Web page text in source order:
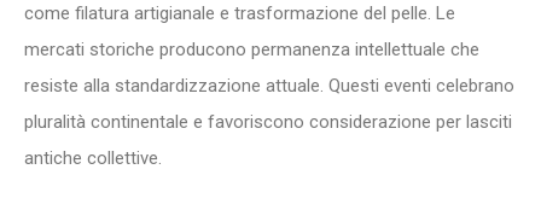
come filatura artigianale e trasformazione del pelle. Le
mercati storiche producono permanenza intellettuale che
resiste alla standardizzazione attuale. Questi eventi celebrano
pluralità continentale e favoriscono considerazione per lasciti
antiche collettive.